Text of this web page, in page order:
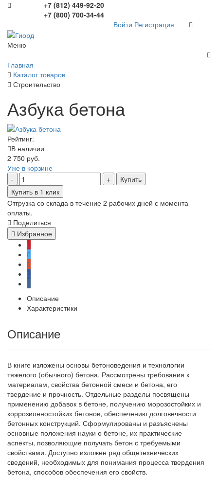
+7 (812) 449-92-20
+7 (800) 700-34-44
Войти Регистрация
Меню
Главная
Каталог товаров
Строительство
Азбука бетона
Рейтинг:
В наличии
2 750 руб.
Уже в корзине
Купить
Купить в 1 клик
Отгрузка со склада в течение 2 рабочих дней с момента
оплаты.
Поделиться
Избранное
Описание
Характеристики
Описание
В книге изложены основы бетоноведения и технологии
тяжелого (обычного) бетона. Рассмотрены требования к
материалам, свойства бетонной сме­си и бетона, его
твердение и прочность. Отдельные разделы посвя­щены
применению добавок в бетоне, получению морозостойких и
коррозионностойких бетонов, обеспечению долговечности
бетон­ных конструкций. Сформулированы и разъяснены
основные положения науки о бетоне, их практические
аспекты, позволяющие получать бетон с требуемыми
свойствами. Доступно изложен ряд общетехнических
сведений, необходимых для понимания процесса твердения
бетона, способов обеспечения его свойств.